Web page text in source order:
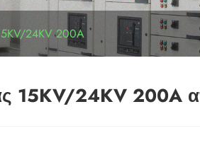
24KV 200A
15KV/24KV 200A